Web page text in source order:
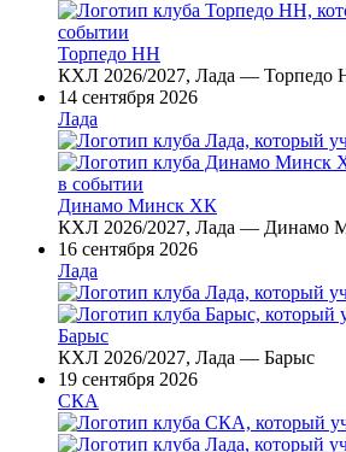
Торпедо НН
КХЛ 2026/2027, Лада — Торпедо
14 сентября 2026
Лада
Динамо Минск ХК
КХЛ 2026/2027, Лада — Динамо
16 сентября 2026
Лада
Барыс
КХЛ 2026/2027, Лада — Барыс
19 сентября 2026
СКА